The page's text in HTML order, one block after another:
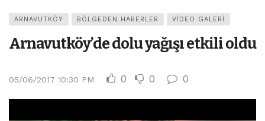
ARNAVUTKÖY BÖLGEDEN HABERLER VIDEO GALERI
Arnavutköy’de dolu yağışı etkili oldu
05/06/2017 10:30 PM 0 0 0